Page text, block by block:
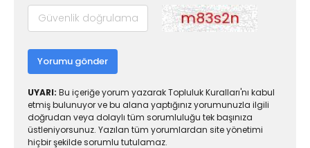
Yorumu gönder
UYARI: Bu içeriğe yorum yazarak Topluluk Kuralları'nı kabul
etmiş bulunuyor ve bu alana yaptığınız yorumunuzla ilgili
doğrudan veya dolaylı tüm sorumluluğu tek başınıza
üstleniyorsunuz. Yazılan tüm yorumlardan site yönetimi
hiçbir şekilde sorumlu tutulamaz.